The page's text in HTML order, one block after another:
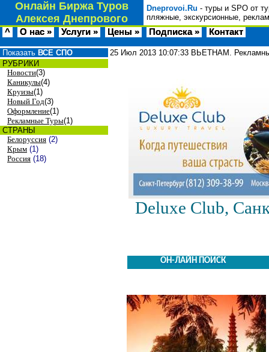
Онлайн Биржа Туров
Алексея Днепрового
Dneprovoi.Ru - туры и SPO от
пляжные, экскурсионные,
^ О нас » Услуги » Цены » Подписка » Контакт
Показать ВСЕ СПО
РУБРИКИ
Новости(3)
Каникулы(4)
Круизы(1)
Новый Год(3)
Оформление(1)
Рекламные Туры(1)
СТРАНЫ
Белоруссия (2)
Крым (1)
Россия (18)
25 Июл 2013 10:07:33 ВЬЕТНАМ.
Deluxe Club,
ОН-ЛАЙН ПОИСК